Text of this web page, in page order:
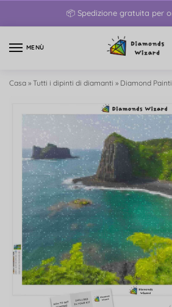
📦 Spedizione gratuita per
MENÙ
Casa » Tutti i dipinti di diamanti » Diamond